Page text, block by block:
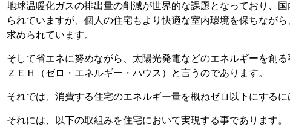
地球温暖化ガスの排出量の削減が世界的な課題となっており、
られていますが、個人の住宅もより快適な室内環境を保ちなが
求められています。
そして省エネに努めながら、太陽光発電などのエネルギーを創
ＺＥＨ（ゼロ・エネルギー・ハウス）と言うのであります。
それでは、消費する住宅のエネルギー量を概ねゼロ以下にす
それには、以下の取組みを住宅において実現する事であります。